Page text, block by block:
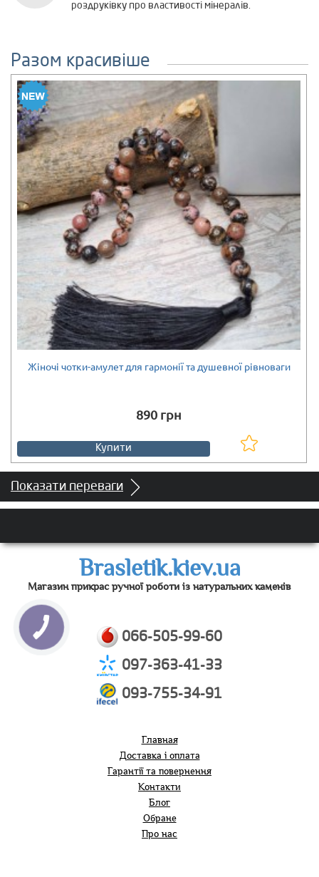
роздруківку про властивості мінералів.
Разом красивіше
Жіночі чотки-амулет для гармонії та душевної рівноваги
890 грн
Купити
Є в наявності
Показати переваги
Brasletik.kiev.ua
Магазин прикрас ручної роботи із натуральних каменів
066-505-99-60
097-363-41-33
093-755-34-91
Главная
Доставка і оплата
Гарантії та повернення
Контакти
Блог
Обране
Про нас